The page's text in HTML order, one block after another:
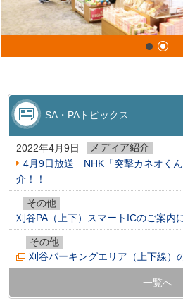
SA・PAトピックス
2022年4月9日
メディア紹介
4月9日放送 NHK「突撃カネオく
介！！
その他
刈谷PA（上下）スマートICのご案内
その他
刈谷パーキングエリア（上下線）
一覧へ